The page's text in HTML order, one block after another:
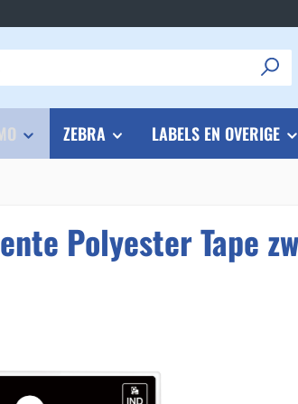
ZEBRA LABELS EN OVERIGE
Polyester Tape